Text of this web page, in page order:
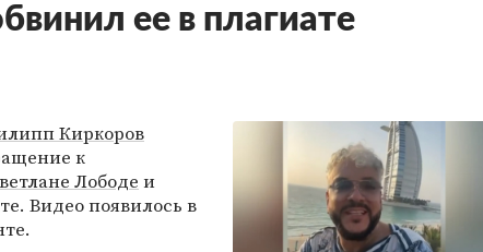
ее в плагиате
Киркоров
к
Лободе и
Видео появилось в